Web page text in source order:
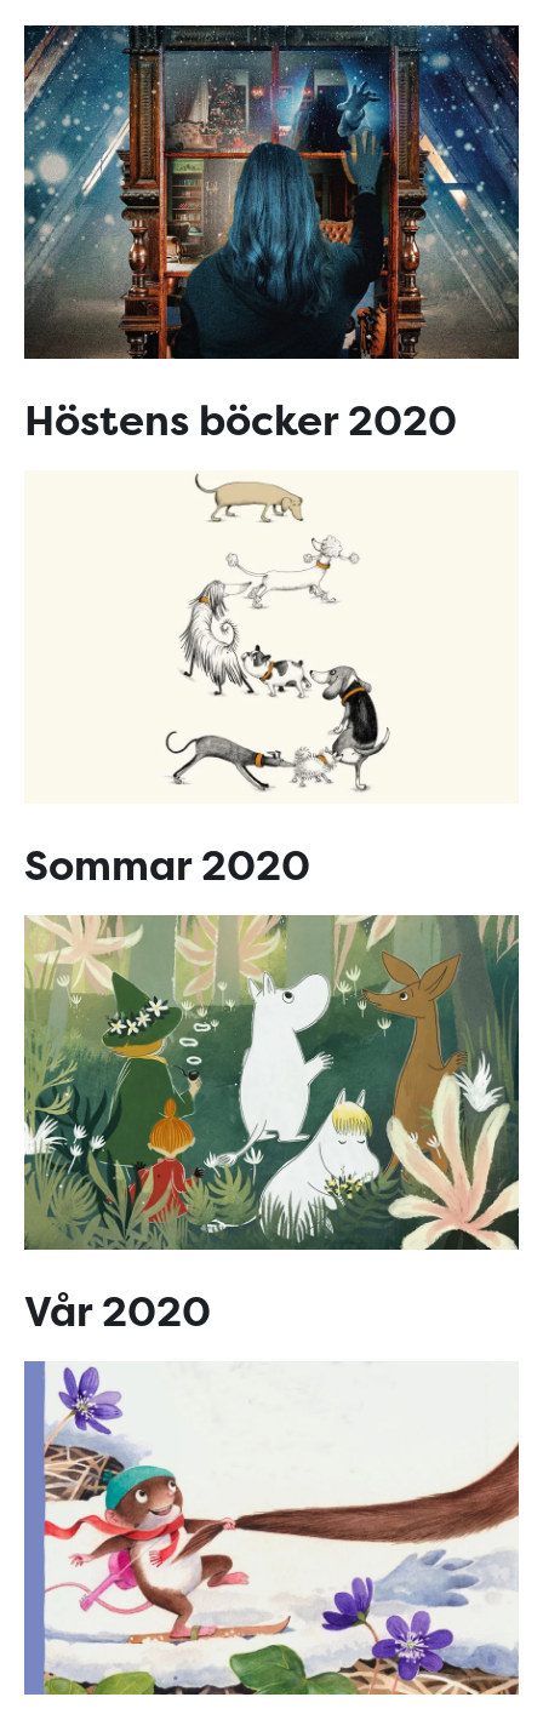
Höstens böcker 2020
Sommar 2020
Vår 2020